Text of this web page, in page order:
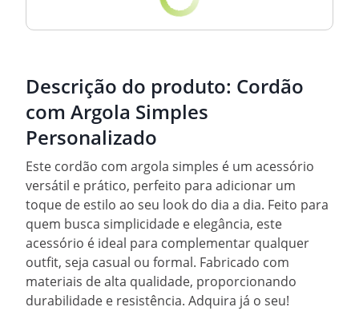
Descrição do produto: Cordão
com Argola Simples
Personalizado
Este cordão com argola simples é um acessório
versátil e prático, perfeito para adicionar um
toque de estilo ao seu look do dia a dia. Feito para
quem busca simplicidade e elegância, este
acessório é ideal para complementar qualquer
outfit, seja casual ou formal. Fabricado com
materiais de alta qualidade, proporcionando
durabilidade e resistência. Adquira já o seu!